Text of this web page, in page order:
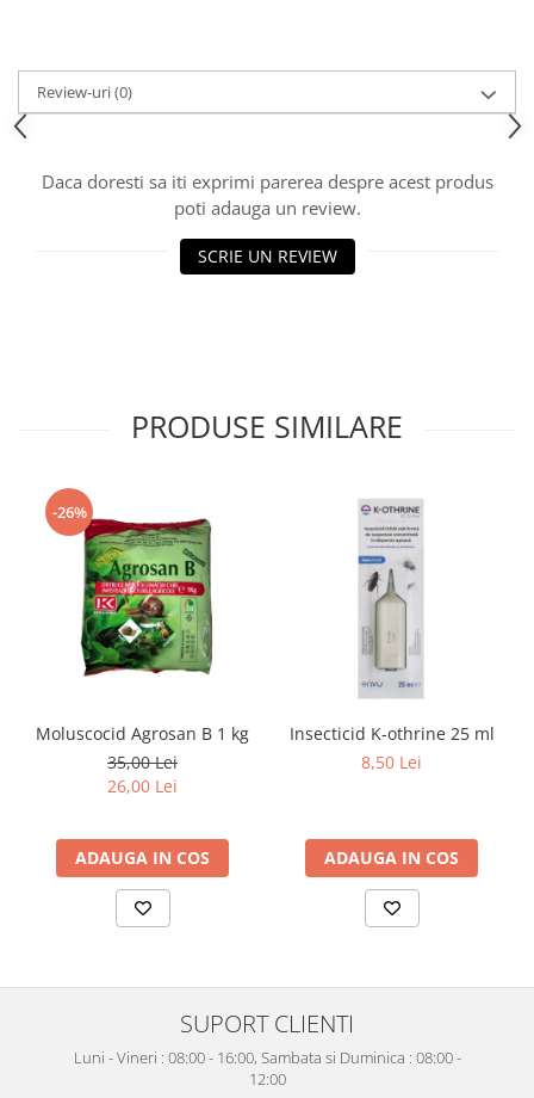
Review-uri(0)
Daca doresti sa iti exprimi parerea despre acest produs
poti adauga un review.
SCRIE UN REVIEW
PRODUSE SIMILARE
-26%
Moluscocid Agrosan B 1 kg
35,00 Lei
26,00 Lei
ADAUGA IN COS
Insecticid K-othrine 25 ml
8,50 Lei
ADAUGA IN COS
SUPORT CLIENTI
Luni - Vineri : 08:00 - 16:00, Sambata si Duminica : 08:00 -
12:00